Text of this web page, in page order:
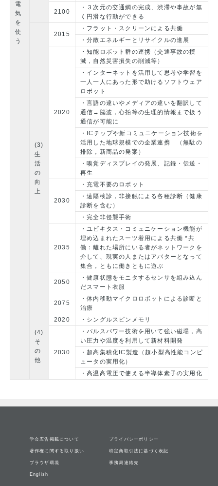
電
気
を
使
う
2100
・３次元の交通網の完成、渋滞や事故が無
く円滑な行動ができる
(3)
生
活
の
向
上
2015
・フラット・スクリーンによる共働
・分散エネルギーとリサイクルの進展
2020
・知能ロボット群の連携（交通事故の撲
滅，自然災害損失の削減等）
・インターネットを活用して思考や学習を
一人一人にあった形で助けるソフトウェア
ロボット
・言語の違いやメディアの違いを翻訳して
通信→脳波，心拍等の生理的情報まで扱う
通信が可能に
・ICチップや新コミュニケーション技術を
活用した地球規模での企業連携 （無駄の
排除，新商品の発案）
・嗅覚ディスプレイの発展、記録・伝送・
再生
2030
・充電不要のロボット
・遠隔検診，非接触による各種診断（健康
診断を含む）
・完全非侵襲手術
2035
・ユビキタス・コミュニケーション機能が
埋め込まれたスーツ着用による共働 *共
働：離れた場所にいる者がネットワークを
介して、現実の人またはアバターとなって
集合，ともに働きともに遊ぶ
2050
・健康状態をモニタするセンサを組み込ん
だスマート衣服
2075
・体内移動マイクロロボットによる診断と
治療
(4)
そ
の
他
2020 ・シングルスピンメモリ
2030
・パルスパワー技術を用いて強い磁場，高
い圧力や温度を利用して新材料開発
・超高集積化IC製造（超小型高性能コンピ
ュータの実用化）
・高温高電圧で使える半導体素子の実用化
学会広告掲載について プライバシーポリシー
著作権に関する取り扱い 特定商取引法に基づく表記
ブラウザ環境 事務局連絡先
English